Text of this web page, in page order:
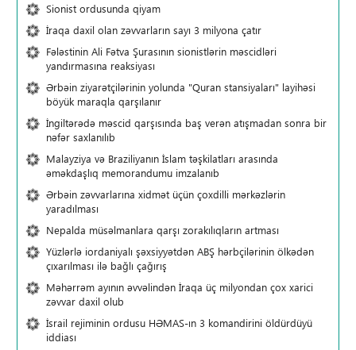
Sionist ordusunda qiyam
İraqa daxil olan zəvvarların sayı 3 milyona çatır
Fələstinin Ali Fətva Şurasının sionistlərin məscidləri
yandırmasına reaksiyası
Ərbəin ziyarətçilərinin yolunda "Quran stansiyaları" layihəsi
böyük maraqla qarşılanır
İngiltərədə məscid qarşısında baş verən atışmadan sonra bir
nəfər saxlanılıb
Malayziya və Braziliyanın İslam təşkilatları arasında
əməkdaşlıq memorandumu imzalanıb
Ərbəin zəvvarlarına xidmət üçün çoxdilli mərkəzlərin
yaradılması
Nepalda müsəlmanlara qarşı zorakılıqların artması
Yüzlərlə iordaniyalı şəxsiyyətdən ABŞ hərbçilərinin ölkədən
çıxarılması ilə bağlı çağırış
Məhərrəm ayının əvvəlindən İraqa üç milyondan çox xarici
zəvvar daxil olub
İsrail rejiminin ordusu HƏMAS-ın 3 komandirini öldürdüyü
iddiası